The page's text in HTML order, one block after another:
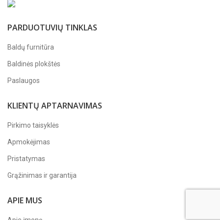
PARDUOTUVIŲ TINKLAS
Baldų furnitūra
Baldinės plokštės
Paslaugos
KLIENTŲ APTARNAVIMAS
Pirkimo taisyklės
Apmokėjimas
Pristatymas
Grąžinimas ir garantija
APIE MUS